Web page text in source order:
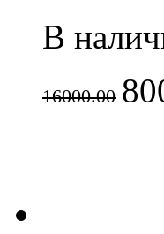
В
16000.00